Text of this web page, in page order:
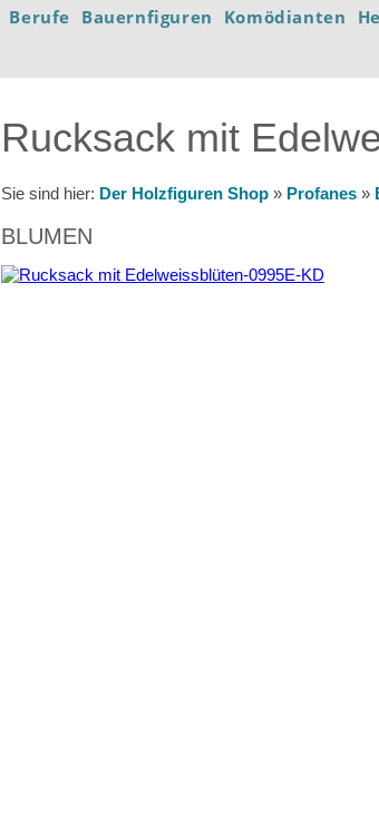
Berufe Bauernfiguren Komödianten
Rucksack mit
Sie sind hier: Der Holzfiguren Shop» Profanes»
BLUMEN